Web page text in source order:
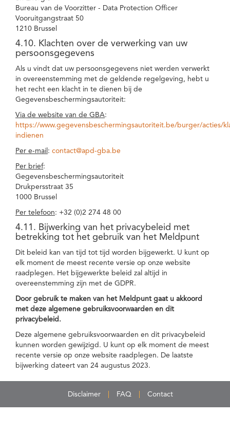
Bureau van de Voorzitter - Data Protection Officer
Vooruitgangstraat 50
1210 Brussel
4.10. Klachten over de verwerking van uw
persoonsgegevens
Als u vindt dat uw persoonsgegevens niet werden verwerkt
in overeenstemming met de geldende regelgeving, hebt u
het recht een klacht in te dienen bij de
Gegevensbeschermingsautoriteit:
Via de website van de GBA:
https://www.gegevensbeschermingsautoriteit.be/burger/acties/
indienen
Per e-mail : contact@apd-gba.be
Per brief:
Gegevensbeschermingsautoriteit
Drukpersstraat 35
1000 Brussel
Per telefoon: +32 (0)2 274 48 00
4.11. Bijwerking van het privacybeleid met
betrekking tot het gebruik van het Meldpunt
Dit beleid kan van tijd tot tijd worden bijgewerkt. U kunt op
elk moment de meest recente versie op onze website
raadplegen. Het bijgewerkte beleid zal altijd in
overeenstemming zijn met de GDPR.
Door gebruik te maken van het Meldpunt gaat u akkoord
met deze algemene gebruiksvoorwaarden en dit
privacybeleid.
Deze algemene gebruiksvoorwaarden en dit privacybeleid
kunnen worden gewijzigd. U kunt op elk moment de meest
recente versie op onze website raadplegen. De laatste
bijwerking dateert van 24 augustus 2023.
Disclaimer FAQ Contact